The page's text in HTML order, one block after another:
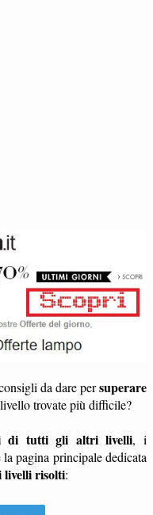
da dare persuperare
trovate più difficile?
di tutti gli altri livelli, i
pagina principale dedicata
livelli risolti: